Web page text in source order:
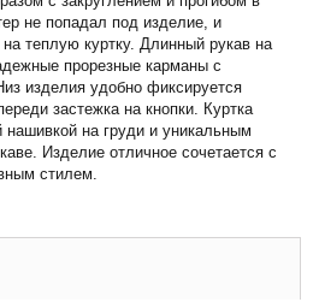
не попадал под изделие, и
теплую куртку. Длинный рукав на
прорезные карманы с
изделия удобно фиксируется
застежка на кнопки. Куртка
нашивкой на груди и уникальным
Изделие отличное сочетается с
стилем.